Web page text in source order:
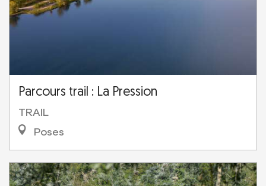
Parcours trail : La Pression
TRAIL
Poses